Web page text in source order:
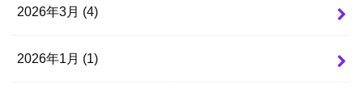
2026年3月 (4)
2026年1月 (1)